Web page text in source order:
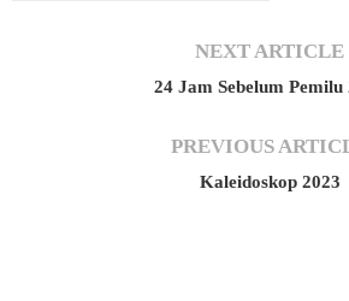
NEXT ARTICLE
24 Jam Sebelum Pemilu
PREVIOUS
Kaleidoskop 2023